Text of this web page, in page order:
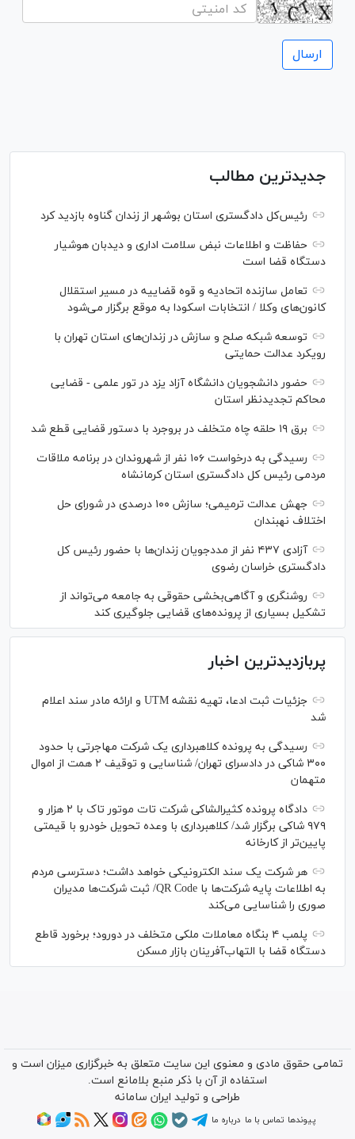
جدیدترین مطالب
رئیس‌کل دادگستری استان بوشهر از زندان گناوه بازدید کرد
حفاظت و اطلاعات نبض سلامت اداری و دیدبان هوشیار
دستگاه قضا است
تعامل سازنده اتحادیه و قوه قضاییه در مسیر استقلال
کانون‌های وکلا / انتخابات اسکودا به موقع برگزار می‌شود
توسعه شبکه‌ صلح و سازش در زندان‌های استان تهران با
رویکرد عدالت حمایتی
حضور دانشجویان دانشگاه آزاد یزد در تور علمی - قضایی
محاکم تجدیدنظر استان
برق ۱۹ حلقه چاه متخلف در بروجرد با دستور قضایی قطع شد
رسیدگی به درخواست ۱۰۶ نفر از شهروندان در برنامه ملاقات
مردمی رئیس کل دادگستری استان کرمانشاه
جهش عدالت ترمیمی؛ سازش ۱۰۰ درصدی در شورای حل
اختلاف نهبندان
آزادی ۴۳۷ نفر از مددجویان زندان‌ها با حضور رئیس کل
دادگستری خراسان رضوی
روشنگری و آگاهی‌بخشی حقوقی به جامعه می‌تواند از
تشکیل بسیاری از پرونده‌های قضایی جلوگیری کند
پربازدیدترین اخبار
جزئیات ثبت ادعا، تهیه نقشه UTM و ارائه مادر سند اعلام
شد
رسیدگی به پرونده کلاهبرداری یک شرکت مهاجرتی با حدود
۳۰۰ شاکی در دادسرای تهران/ شناسایی و توقیف ۲ همت از اموال
متهمان
دادگاه پرونده کثیرالشاکی شرکت تات موتور تاک با ۲ هزار و
۹۷۹ شاکی برگزار شد/ کلاهبرداری با وعده تحویل خودرو با قیمتی
پایین‌تر از کارخانه
هر شرکت یک سند الکترونیکی خواهد داشت؛ دسترسی مردم
به اطلاعات پایه شرکت‌ها با QR Code/ ثبت شرکت‌ها مدیران
صوری را شناسایی می‌کند
پلمب ۴ بنگاه معاملات ملکی متخلف در دورود؛ برخورد قاطع
دستگاه قضا با التهاب‌آفرینان بازار مسکن
تمامی حقوق مادی و معنوی این سایت متعلق به خبرگزاری میزان است و
استفاده از آن با ذکر منبع بلامانع است.
طراحی و تولید ایران سامانه
پیوندها تماس با ما درباره ما